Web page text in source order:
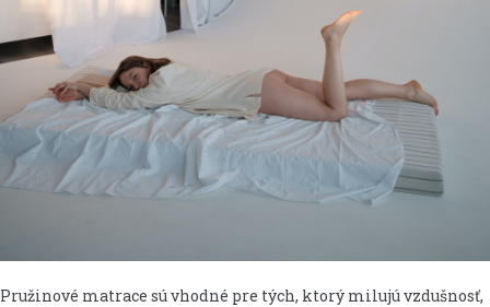
Pružinové matrace sú vhodné pre tých, ktorý milujú vzdušnosť,